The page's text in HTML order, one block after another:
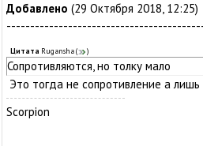
Добавлено (29 Октября 2018, 12:25)
Цитата Rugansha( )
Сопротивляются, но толку мало
Это тогда не сопротивление а лишь
Scorpion